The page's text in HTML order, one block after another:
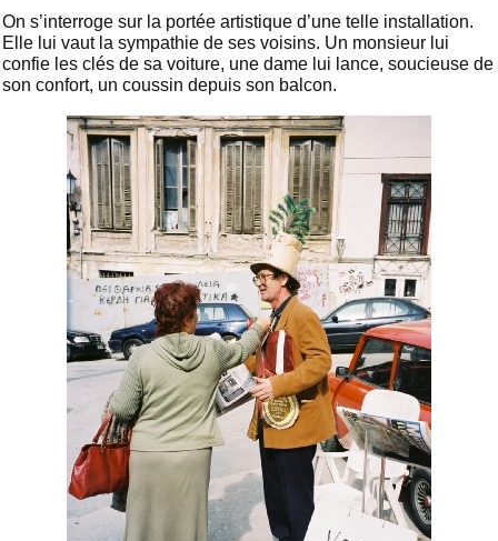
On s’interroge sur la portée artistique d’une telle installation.
Elle lui vaut la sympathie de ses voisins. Un monsieur lui
confie les clés de sa voiture, une dame lui lance, soucieuse de
son confort, un coussin depuis son balcon.